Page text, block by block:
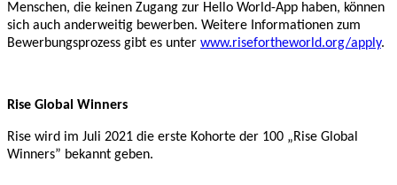
Menschen, die keinen Zugang zur Hello World-App haben, können
sich auch anderweitig bewerben. Weitere Informationen zum
Bewerbungsprozess gibt es unter www.risefortheworld.org/apply.
Rise Global Winners
Rise wird im Juli 2021 die erste Kohorte der 100 „Rise Global
Winners” bekannt geben.